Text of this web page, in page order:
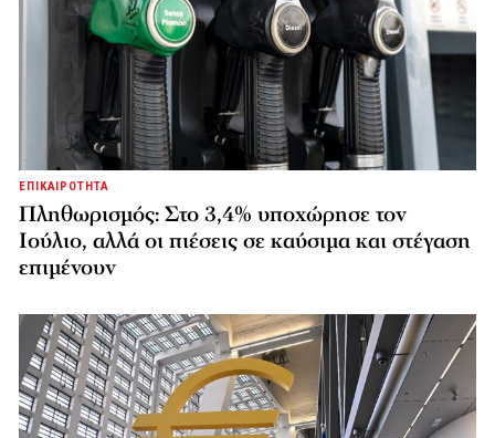
ΕΠΙΚΑΙΡΟΤΗΤΑ
Πληθωρισμός: Στο 3,4% υποχώρησε τον
Ιούλιο, αλλά οι πιέσεις σε καύσιμα και στέγαση
επιμένουν